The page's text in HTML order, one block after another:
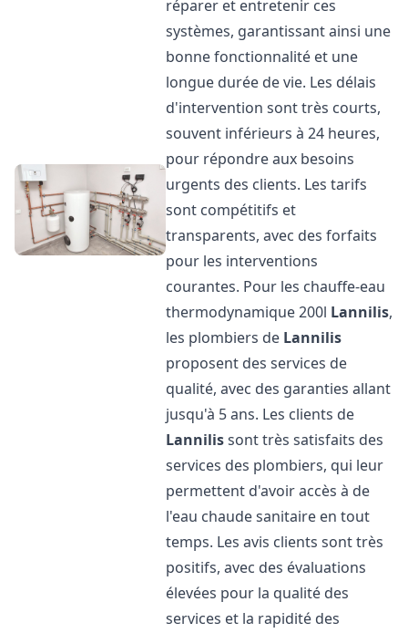
réparer et entretenir ces
systèmes, garantissant ainsi une
bonne fonctionnalité et une
longue durée de vie. Les délais
d'intervention sont très courts,
souvent inférieurs à 24 heures,
pour répondre aux besoins
urgents des clients. Les tarifs
sont compétitifs et
transparents, avec des forfaits
pour les interventions
courantes. Pour les chauffe-eau
thermodynamique 200l Lannilis,
les plombiers de Lannilis
proposent des services de
qualité, avec des garanties allant
jusqu'à 5 ans. Les clients de
Lannilissont très satisfaits des
services des plombiers, qui leur
permettent d'avoir accès à de
l'eau chaude sanitaire en tout
temps. Les avis clients sont très
positifs, avec des évaluations
élevées pour la qualité des
services et la rapidité des